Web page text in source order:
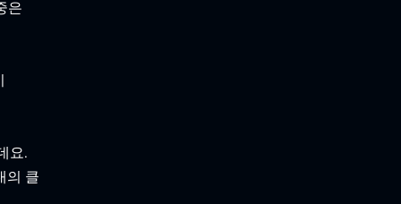
은
요.
의 클